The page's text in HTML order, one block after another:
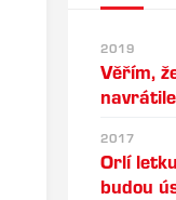
2019
Věřím,
2017
Orlí
budou